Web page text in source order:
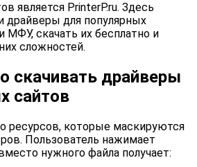
является PrinterP.ru. Здесь
драйверы для популярных
МФУ, скачать их бесплатно и
сложностей.
скачивать драйверы
сайтов
ресурсов, которые маскируются
Пользователь нажимает
нужного файла получает: